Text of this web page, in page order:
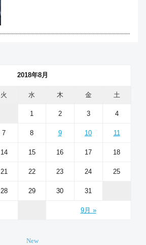
2018年8月
火 水 木 金 土
9月 »
1 2 3 4
7 8 9 10 11
14 15 16 17 18
21 22 23 24 25
28 29 30 31
New